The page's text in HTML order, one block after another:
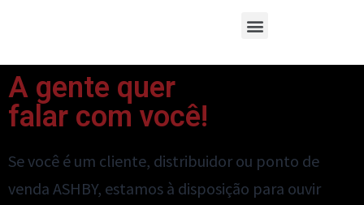
A gente quer
falar com você!
Se você é um cliente, distribuidor ou ponto de
venda ASHBY, estamos à disposição para ouvir